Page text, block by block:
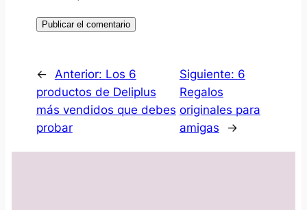
← Anterior: Los 6
productos de Deliplus
más vendidos que debes
probar
Siguiente: 6
Regalos
originales para
amigas
→